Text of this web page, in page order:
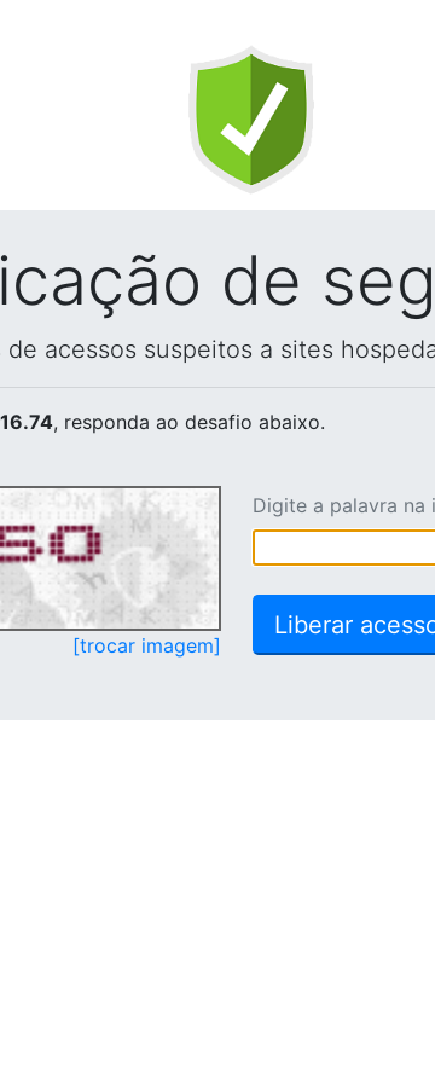
de
acessos suspeitos a sites
, responda ao desafio abaixo.
[trocar imagem]
Digite a palavra na